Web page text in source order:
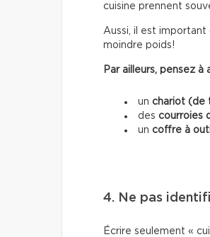
cuisine prennent
Aussi, il est important
moindre poids!
Par ailleurs, pensez à
un chariot (de
des courroies
un coffre à
4. Ne pas
Écrire seulement «